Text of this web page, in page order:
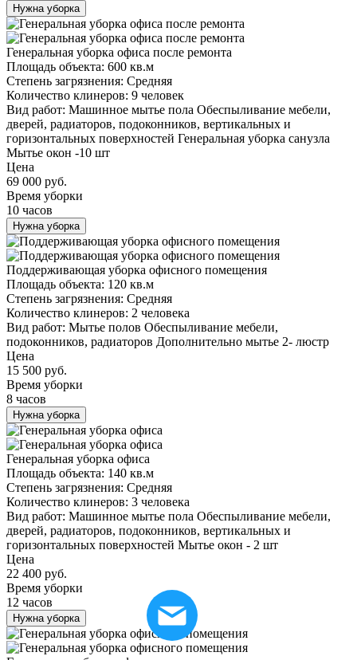
Нужна уборка
Генеральная уборка офиса после ремонта
Площадь объекта: 600 кв.м
Степень загрязнения: Средняя
Количество клинеров: 9 человек
Вид работ: Машинное мытье пола Обеспыливание мебели,
дверей, радиаторов, подоконников, вертикальных и
горизонтальных поверхностей Генеральная уборка санузла
Мытье окон -10 шт
Цена
69 000 руб.
Время уборки
10 часов
Нужна уборка
Поддерживающая уборка офисного помещения
Площадь объекта: 120 кв.м
Степень загрязнения: Средняя
Количество клинеров: 2 человека
Вид работ: Мытье полов Обеспыливание мебели,
подоконников, радиаторов Дополнительно мытье 2- люстр
Цена
15 500 руб.
Время уборки
8 часов
Нужна уборка
Генеральная уборка офиса
Площадь объекта: 140 кв.м
Степень загрязнения: Средняя
Количество клинеров: 3 человека
Вид работ: Машинное мытье пола Обеспыливание мебели,
дверей, радиаторов, подоконников, вертикальных и
горизонтальных поверхностей Мытье окон - 2 шт
Цена
22 400 руб.
Время уборки
12 часов
Нужна уборка